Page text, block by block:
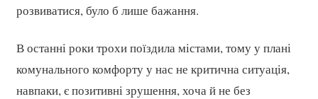
розвиватися, було б лише бажання.
В останні роки трохи поїздила містами, тому у плані
комунального комфорту у нас не критична ситуація,
навпаки, є позитивні зрушення, хоча й не без